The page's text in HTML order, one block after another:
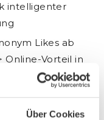
Über Cookies
intelligenter
Likes ab
Online-Vorteil in
das Erlebnis –
Abend